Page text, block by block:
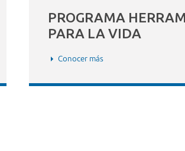
PROGRAMA
PARA LA VIDA
Conocer más